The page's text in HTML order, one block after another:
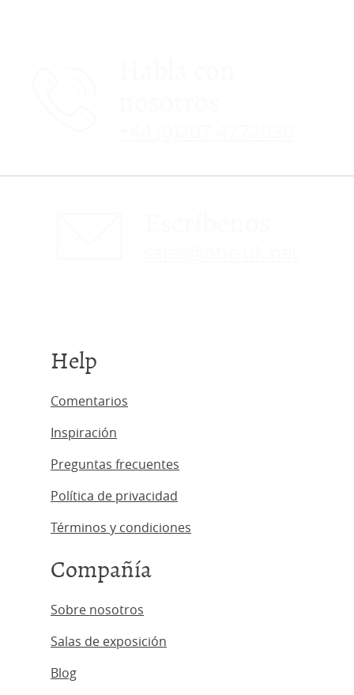
Help
Comentarios
Inspiración
Preguntas frecuentes
Política de privacidad
Términos y condiciones
Compañía
Sobre nosotros
Salas de exposición
Blog